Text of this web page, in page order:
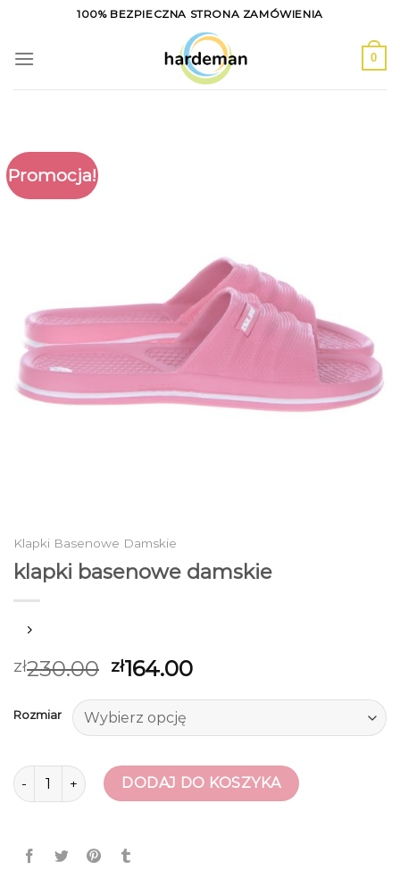
content
100% BEZPIECZNA STRONA ZAMÓWIENIA
0
Promocja!
Klapki Basenowe Damskie
klapki basenowe damskie
zł230.00 zł164.00
Rozmiar
ilość klapki basenowe damskie
DODAJ DO KOSZYKA